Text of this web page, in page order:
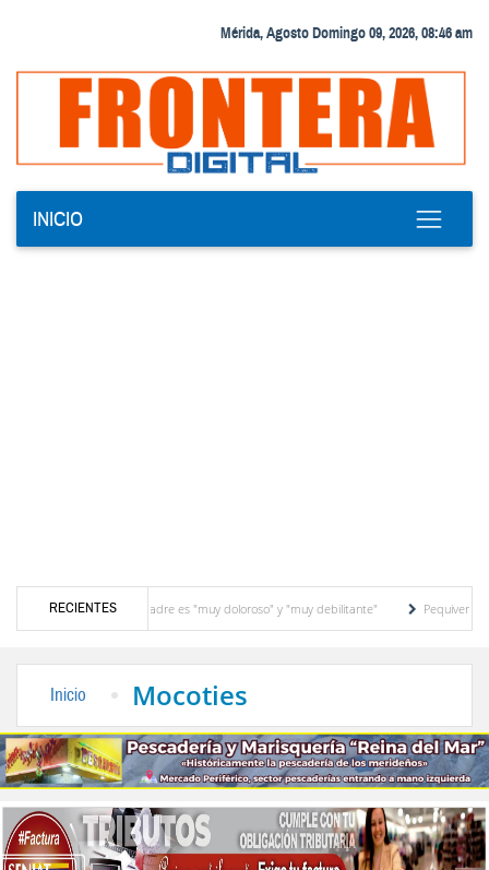
Mérida, Agosto Domingo 09, 2026, 08:46 am
INICIO
RECIENTES
su padre es "muy doloroso" y "muy debilitante"
Pequiven anuncia "plan de
Inicio Mocoties